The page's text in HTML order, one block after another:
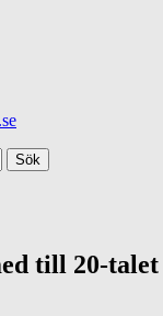
till 20-talet